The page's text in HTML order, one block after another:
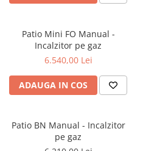
Patio Mini FO Manual -
Incalzitor pe gaz
6.540,00 Lei
ADAUGA IN COS
Patio BN Manual - Incalzitor
pe gaz